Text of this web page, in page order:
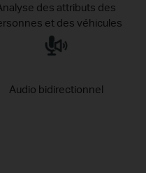
des attributs des
et des véhicules
Audio bidirectionnel